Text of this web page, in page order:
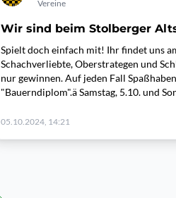
Vereine
Wir sind beim Stolberger
Spielt doch einfach mit! Ihr findet uns
Schachverliebte, Oberstrategen und
nur gewinnen. Auf jeden Fall
"Bauerndiplom".ä Samstag, 5.10. und
05.10.2024, 14:21